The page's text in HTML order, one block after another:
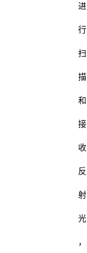
进
行
扫
描
和
接
收
反
射
光
，